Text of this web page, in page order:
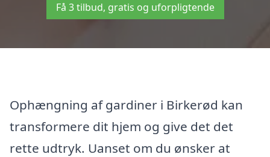
Få 3 tilbud, gratis og uforpligtende
Ophængning af gardiner i Birkerød kan
transformere dit hjem og give det det
rette udtryk. Uanset om du ønsker at